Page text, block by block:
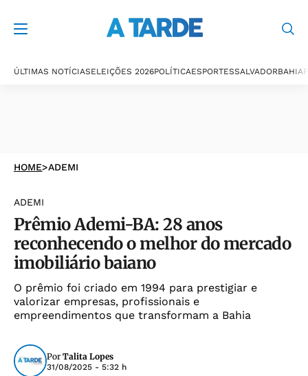
ÚLTIMAS NOTÍCIASELEIÇÕES 2026POLÍTICAESPORTESSALVADORBAHIA
HOME>ADEMI
ADEMI
Prêmio Ademi-BA: 28 anos
reconhecendo o melhor do mercado
imobiliário baiano
O prêmio foi criado em 1994 para prestigiar e
valorizar empresas, profissionais e
empreendimentos que transformam a Bahia
Por Talita Lopes
31/08/2025 - 5:32 h